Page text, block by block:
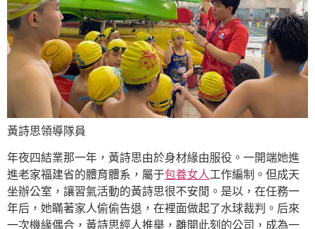
黃詩思領導隊員
年夜四結業那一年，黃詩思由於身材緣由服役。一開端她進
進老家福建省的體育體系，屬于包養女人工作編制。但成天
坐辦公室，讓習氣活動的黃詩思很不安閒。是以，在任務一
年后，她瞞著家人偷偷告退，在裡面做起了水球裁判。后來
一次機緣偶合，黃詩思經人推舉，離開此刻的公司，成為一